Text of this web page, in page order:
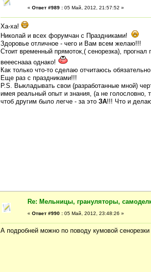
« Ответ #989 : 05 Май, 2012, 21:57:52 »
Ха-ха!
Николай и всех форумчан с Праздниками!
Здоровье отличное - чего и Вам всем желаю!!!
Стоит временный прямоток,( сенорезка), прогнал
веееснааа однако!
Как только что-то сделаю отчитаюсь
Еще раз с праздниками!!!
P.S. Выкладывать свои (разработанные мной)
имея реальный опыт и знания, (а не голословно,
чтоб другим было легче - за это ЗА!!! Что и
Re: Мельницы, грануляторы,
« Ответ #990 : 05 Май, 2012, 23:48:26 »
А подробней можно по поводу кумовой